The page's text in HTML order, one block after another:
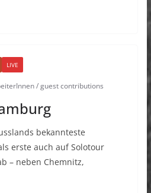
LIVE
/ guest contributions
bekannteste
erste auch auf Solotour
– neben Chemnitz,